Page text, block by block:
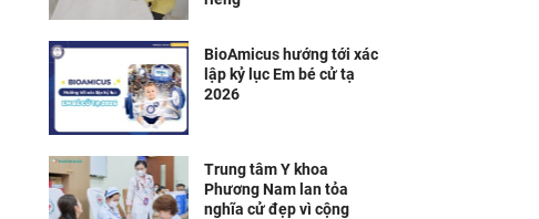
BioAmicus hướng tới xác
lập kỷ lục Em bé cử tạ
2026
Trung tâm Y khoa
Phương Nam lan tỏa
nghĩa cử đẹp vì cộng